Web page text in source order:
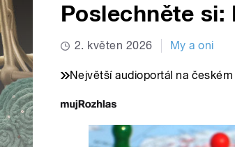
Poslechněte si:
2. květen 2026 My a oni
Největší audioportál na